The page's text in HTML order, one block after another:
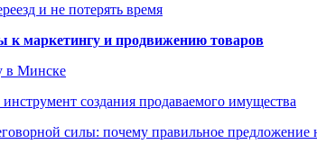
и не потерять время
к маркетингу и продвижению товаров
в Минске
создания продаваемого имущества
силы: почему правильное предложение